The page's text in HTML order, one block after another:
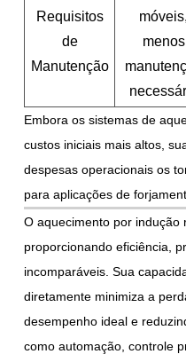
Requisitos
de
Manutenção
móveis,
menos
Embora os sistemas de
custos iniciais mais altos,
despesas operacionais os
para aplicações de
O aquecimento por indução
proporcionando eficiência,
incomparáveis. Sua
diretamente minimiza a
desempenho ideal e
como automação, controle